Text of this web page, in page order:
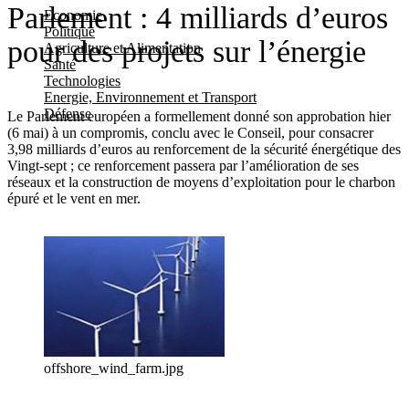
Economie
Politique
Agriculture et Alimentation
Santé
Technologies
Energie, Environnement et Transport
Défense
Parlement : 4 milliards d’euros
pour des projets sur l’énergie
Le Parlement européen a formellement donné son approbation hier
(6 mai) à un compromis, conclu avec le Conseil, pour consacrer
3,98 milliards d’euros au renforcement de la sécurité énergétique des
Vingt-sept ; ce renforcement passera par l’amélioration de ses
réseaux et la construction de moyens d’exploitation pour le charbon
épuré et le vent en mer.
offshore_wind_farm.jpg